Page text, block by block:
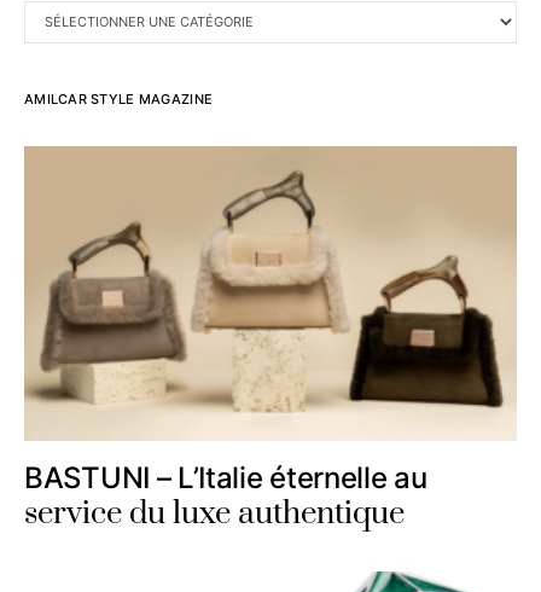
CATÉGORIES
AMILCAR STYLE MAGAZINE
BASTUNI – L’Italie éternelle au
service du luxe authentique